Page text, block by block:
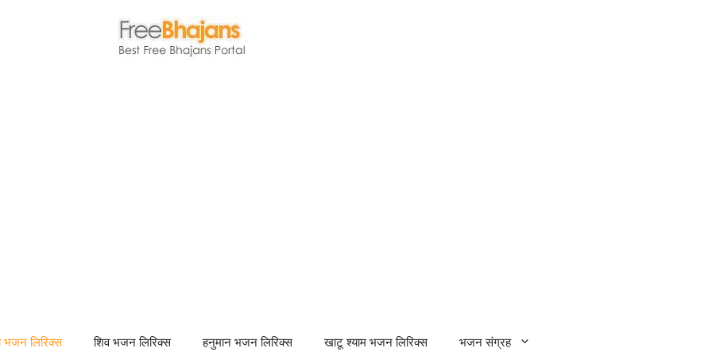
भजन लिरिक्स शिव भजन लिरिक्स हनुमान भजन लिरिक्स खाटू श्याम भजन लिरिक्स भजन संग्रह